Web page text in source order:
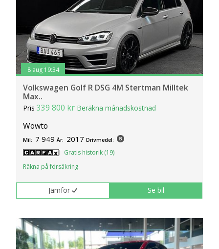
8 aug 19:34
Volkswagen Golf R DSG 4M Stertman Milltek
Max..
Pris339 800 kr Beräkna månadskostnad
Wowto
Mil: 7 949 År: 2017 Drivmedel:
Gratis historik (19)
Räkna på försäkring
Jämför Se bil